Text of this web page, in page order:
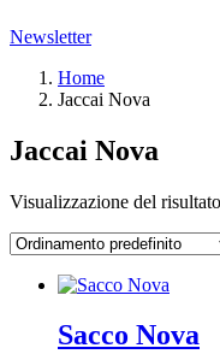
Newsletter
Home
Jaccai Nova
Jaccai Nova
Visualizzazione del risultato
Sacco Nova